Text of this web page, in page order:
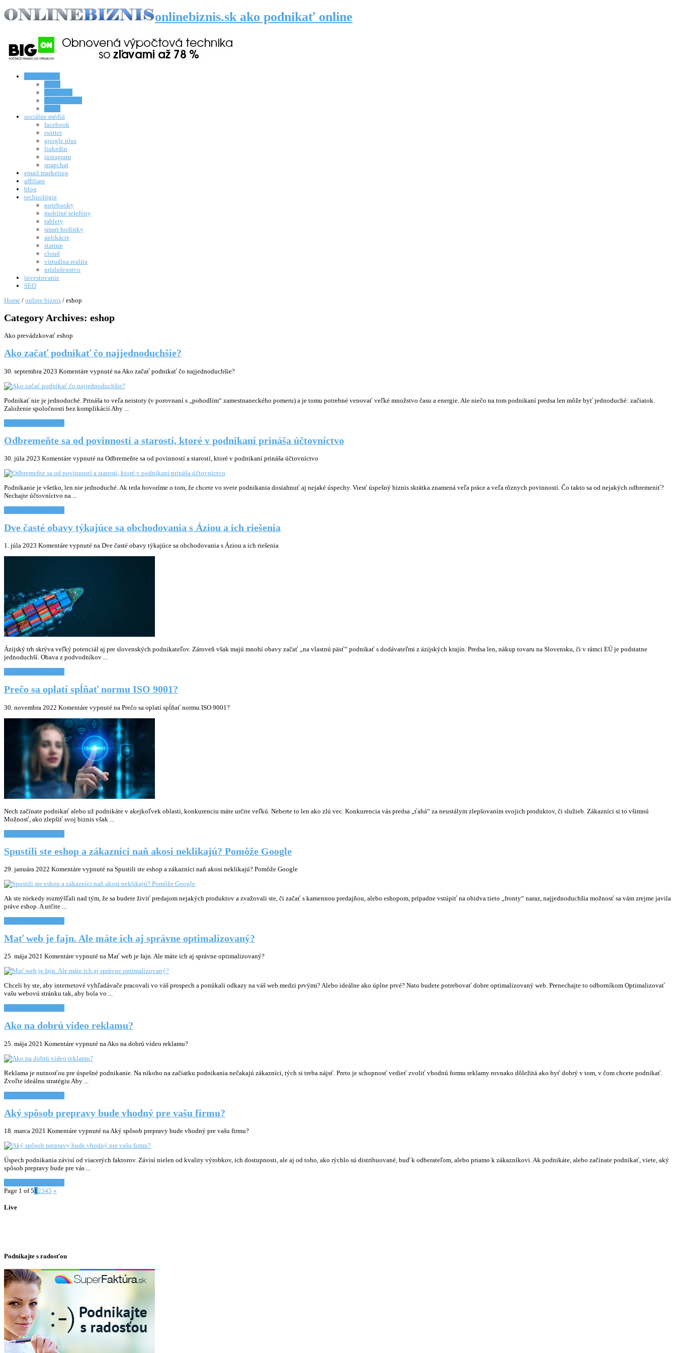
onlinebiznis.sk ako podnikať online
sociálne médiá
facebook
twitter
google plus
linkedin
instagram
snapchat
email marketing
affiliate
blog
technológie
notebooky
mobilné telefóny
tablety
smart hodinky
aplikácie
startup
cloud
virtuálna realita
príslušenstvo
investovanie
SEO
Home / online biznis / eshop
Category Archives: eshop
Ako prevádzkovať eshop
Ako začať podnikať čo najjednoduchšie?
30. septembra 2023 Komentáre vypnuté na Ako začať podnikať čo najjednoduchšie?
Podnikať nie je jednoduché. Prináša to veľa neistoty (v porovnaní s „pohodlím“ zamestnaneckého pomeru) a je tomu potrebné venovať veľké množstvo času a energie. Ale niečo na tom podnikaní predsa len môže byť jednoduché: začiatok.
Založenie spoločnosti bez komplikácií Aby ...
Odbremeňte sa od povinností a starostí, ktoré v podnikaní prináša účtovníctvo
30. júla 2023 Komentáre vypnuté na Odbremeňte sa od povinností a starostí, ktoré v podnikaní prináša účtovníctvo
Podnikanie je všetko, len nie jednoduché. Ak teda hovoríme o tom, že chcete vo svete podnikania dosiahnuť aj nejaké úspechy. Viesť úspešný biznis skrátka znamená veľa práce a veľa rôznych povinností. Čo takto sa od nejakých odbremeniť?
Nechajte účtovníctvo na ...
Dve časté obavy týkajúce sa obchodovania s Áziou a ich riešenia
1. júla 2023 Komentáre vypnuté na Dve časté obavy týkajúce sa obchodovania s Áziou a ich riešenia
Ázijský trh skrýva veľký potenciál aj pre slovenských podnikateľov. Zároveň však majú mnohí obavy začať „na vlastnú päsť“ podnikať s dodávateľmi z ázijských krajín. Predsa len, nákup tovaru na Slovensku, či v rámci EÚ je podstatne
jednoduchší. Obava z podvodníkov ...
Prečo sa oplatí spĺňať normu ISO 9001?
30. novembra 2022 Komentáre vypnuté na Prečo sa oplatí spĺňať normu ISO 9001?
Nech začínate podnikať alebo už podnikáte v akejkoľvek oblasti, konkurenciu máte určite veľkú. Neberte to len ako zlú vec. Konkurencia vás predsa „ťahá“ za neustálym zlepšovaním svojich produktov, či služieb. Zákazníci si to všimnú
Možnosť, ako zlepšiť svoj biznis však ...
Spustili ste eshop a zákazníci naň akosi neklikajú? Pomôže Google
29. januára 2022 Komentáre vypnuté na Spustili ste eshop a zákazníci naň akosi neklikajú? Pomôže Google
Ak ste niekedy rozmýšľali nad tým, že sa budete živiť predajom nejakých produktov a zvažovali ste, či začať s kamennou predajňou, alebo eshopom, prípadne vstúpiť na obidva tieto „fronty“ naraz, najjednoduchšia možnosť sa vám zrejme javila
práve eshop. A určite ...
Mať web je fajn. Ale máte ich aj správne optimalizovaný?
25. mája 2021 Komentáre vypnuté na Mať web je fajn. Ale máte ich aj správne optimalizovaný?
Chceli by ste, aby internetové vyhľadávače pracovali vo váš prospech a ponúkali odkazy na váš web medzi prvými? Alebo ideálne ako úplne prvé? Nato budete potrebovať dobre optimalizovaný web. Prenechajte to odborníkom Optimalizovať
vašu webovú stránku tak, aby bola vo ...
Ako na dobrú video reklamu?
25. mája 2021 Komentáre vypnuté na Ako na dobrú video reklamu?
Reklama je nutnosťou pre úspešné podnikanie. Na nikoho na začiatku podnikania nečakajú zákazníci, tých si treba nájsť. Preto je schopnosť vedieť zvoliť vhodnú formu reklamy rovnako dôležitá ako byť dobrý v tom, v čom chcete podnikať.
Zvoľte ideálnu stratégiu Aby ...
Aký spôsob prepravy bude vhodný pre vašu firmu?
18. marca 2021 Komentáre vypnuté na Aký spôsob prepravy bude vhodný pre vašu firmu?
Úspech podnikania závisí od viacerých faktorov. Závisí nielen od kvality výrobkov, ich dostupnosti, ale aj od toho, ako rýchlo sú distribuované, buď k odberateľom, alebo priamo k zákazníkovi. Ak podnikáte, alebo začínate podnikať, viete, aký
spôsob prepravy bude pre vás ...
Page 1 of 51 2345 »
Live
Podnikajte s radosťou